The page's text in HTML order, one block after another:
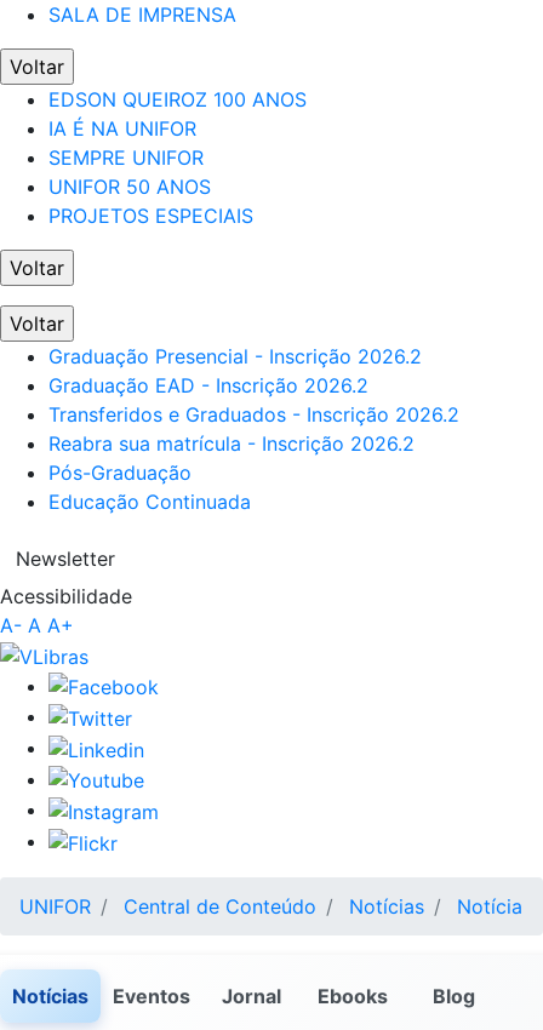
SALA DE IMPRENSA
Voltar
EDSON QUEIROZ 100 ANOS
IA É NA UNIFOR
SEMPRE UNIFOR
UNIFOR 50 ANOS
PROJETOS ESPECIAIS
Voltar
Voltar
Graduação Presencial - Inscrição 2026.2
Graduação EAD - Inscrição 2026.2
Transferidos e Graduados - Inscrição 2026.2
Reabra sua matrícula - Inscrição 2026.2
Pós-Graduação
Educação Continuada
Newsletter
Acessibilidade
A- A A+
UNIFOR Central de Conteúdo Notícias Notícia
Notícias Eventos Jornal Ebooks Blog